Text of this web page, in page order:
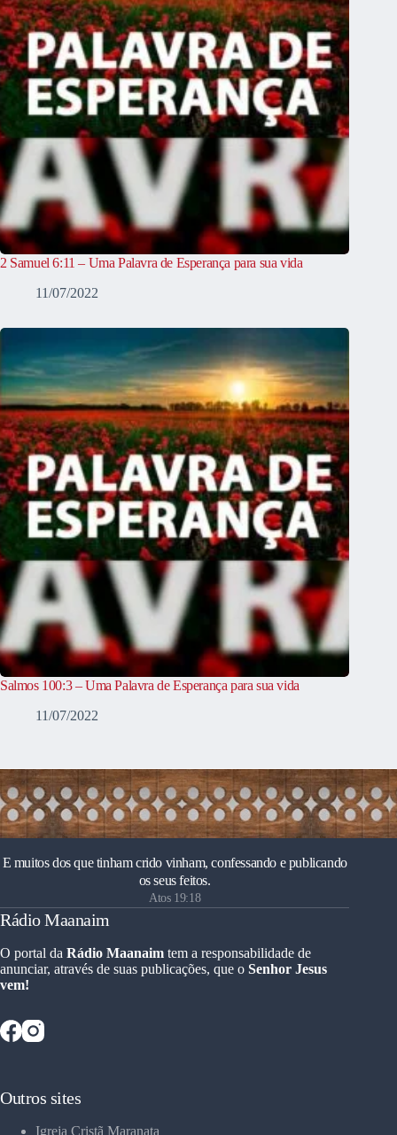
2 Samuel 6:11 – Uma Palavra de Esperança para sua vida
11/07/2022
Salmos 100:3 – Uma Palavra de Esperança para sua vida
11/07/2022
E muitos dos que tinham crido vinham, confessando e publicando
os seus feitos.
Atos 19:18
Rádio Maanaim
O portal da Rádio Maanaim tem a responsabilidade de
anunciar, através de suas publicações, que o Senhor Jesus
vem!
Outros sites
Igreja Cristã Maranata